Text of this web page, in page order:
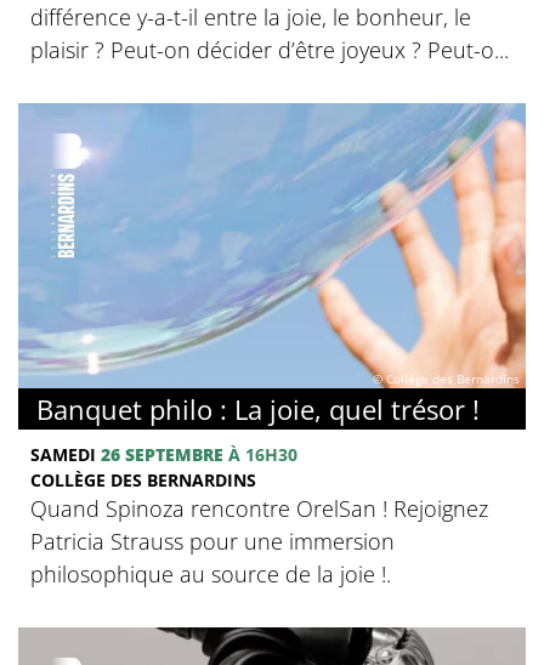
différence y-a-t-il entre la joie, le bonheur, le
plaisir ? Peut-on décider d’être joyeux ? Peut-o...
© Collège des Bernardins
Banquet philo : La joie, quel trésor !
SAMEDI 26 SEPTEMBRE À 16H30
COLLÈGE DES BERNARDINS
Quand Spinoza rencontre OrelSan ! Rejoignez
Patricia Strauss pour une immersion
philosophique au source de la joie !.